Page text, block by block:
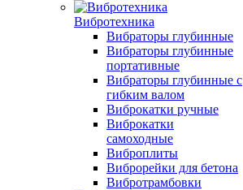
Вибротехника
Вибраторы глубинные
Вибраторы глубинные
портативные
Вибраторы глубинные с
гибким валом
Виброкатки ручные
Виброкатки
самоходные
Виброплиты
Виброрейки для бетона
Вибротрамбовки